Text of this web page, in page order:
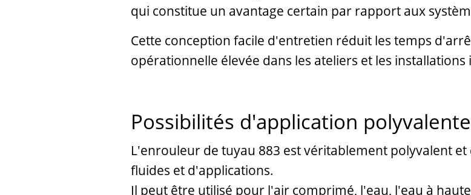
qui constitue un avantage certain par rapport aux
Cette conception facile d'entretien réduit les temps
opérationnelle élevée dans les ateliers et les installations
Possibilités d'application
L'enrouleur de tuyau 883 est véritablement polyvalent
fluides et d'applications.
Il peut être utilisé pour l'air comprimé, l'eau, l'eau à